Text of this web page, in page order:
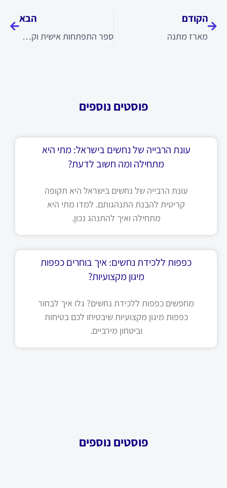
הקודם
מארז מתנה
הבא
ספר התפתחות אישית וקלפים טיפוליים לתהליך מודעות
פוסטים נוספים
עונת הרבייה של נחשים בישראל: מתי היא
מתחילה ומה חשוב לדעת?
עונת הרבייה של נחשים בישראל היא תקופה
קריטית להבנת התנהגותם. למדו מתי היא
מתחילה ואיך להתנהג נכון.
כפפות ללכידת נחשים: איך בוחרים כפפות
מיגון מקצועיות?
מחפשים כפפות ללכידת נחשים? גלו איך לבחור
כפפות מיגון מקצועיות שיבטיחו לכם בטיחות
וביטחון מירביים.
פוסטים נוספים